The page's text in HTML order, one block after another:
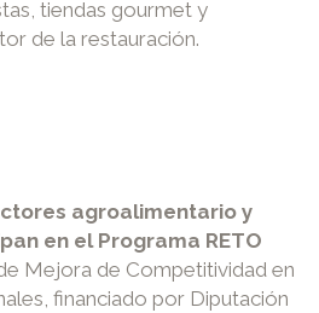
tiendas gourmet y
de la restauración.
agroalimentario y
en el Programa RETO
Mejora de Competitividad en
financiado por Diputación